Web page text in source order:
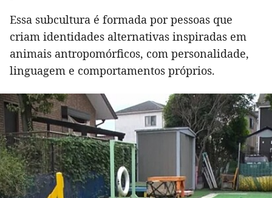
Essa subcultura é formada por pessoas que
criam identidades alternativas inspiradas em
animais antropomórficos, com personalidade,
linguagem e comportamentos próprios.